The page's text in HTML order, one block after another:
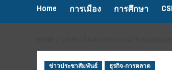
Home การเมือง การศึกษา
ข่าวประชาสัมพันธ์ ธุรกิจ-การตลาด